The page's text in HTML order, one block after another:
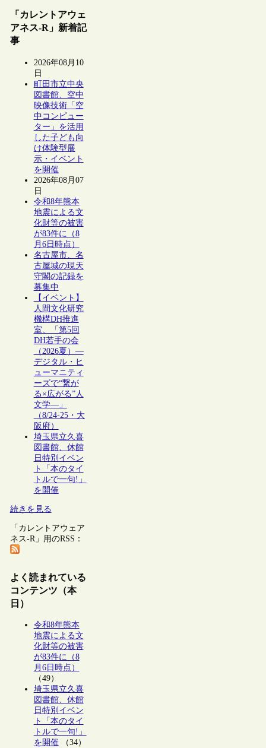
「カレントアウェ
アネス-R」新着記
事
2026年08月10
日
町田市立中央
図書館、空中
映像技術「空
中コンピュー
ター」を活用
した子ども向
け体験型展
示・イベント
を開催
2026年08月07
日
令和8年熊本
地震による文
化財等の被害
が83件に（8
月6日時点）
名古屋市、名
古屋城の現天
守閣の記録を
募集中
【イベント】
人間文化研究
機構DH推進
室、「第5回
DH若手の会
（2026夏）―
デジタル・ヒ
ューマニティ
ーズで“繋が
る×広がる”人
文学―」
（8/24-25・大
阪府）
埼玉県立久喜
図書館、休館
日特別イベン
ト「本のタイ
トルで一句!」
を開催
続きを見る
「カレントアウェア
ネス-R」用のRSS：
よく読まれている
コンテンツ（本
日）
令和8年熊本
地震による文
化財等の被害
が83件に（8
月6日時点）
（49）
埼玉県立久喜
図書館、休館
日特別イベン
ト「本のタイ
トルで一句!」
を開催（34）